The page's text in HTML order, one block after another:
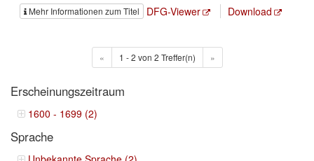
Mehr Informationen zum Titel DFG-Viewer Download
« 1 - 2 von 2 Treffer(n) »
Erscheinungszeitraum
1600 - 1699 (2)
Sprache